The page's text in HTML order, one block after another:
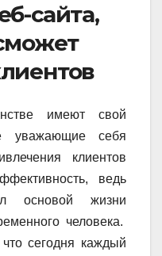
сайта,
имеют свой
уважающие себя
клиентов
ведь
основой жизни
человека.
сегодня каждый